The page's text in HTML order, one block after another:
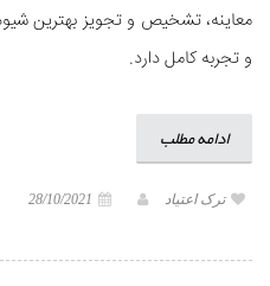
معاینه، تشخیص و تجویز بهترین
و تجربه کامل دارد.
ادامه مطلب
28/10/2021 ترک اعتیاد